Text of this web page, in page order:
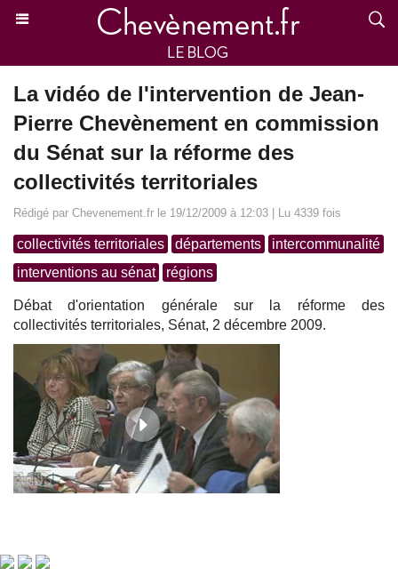
La vidéo de l'intervention de Jean-
Pierre Chevènement en commission
du Sénat sur la réforme des
collectivités territoriales
Rédigé par Chevenement.fr le 19/12/2009 à 12:03 | Lu 4339 fois
collectivités territoriales départements
intercommunalité
interventions au sénat
régions
Débat d'orientation générale sur la réforme des
collectivités territoriales, Sénat, 2 décembre 2009.